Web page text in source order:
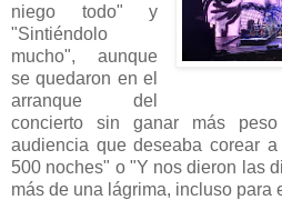
niego todo" y
"Sintiéndolo
mucho", aunque
se quedaron en el
arranque del
concierto sin ganar más
audiencia que deseaba corear
500 noches" o "Y nos dieron las
más de una lágrima, incluso para